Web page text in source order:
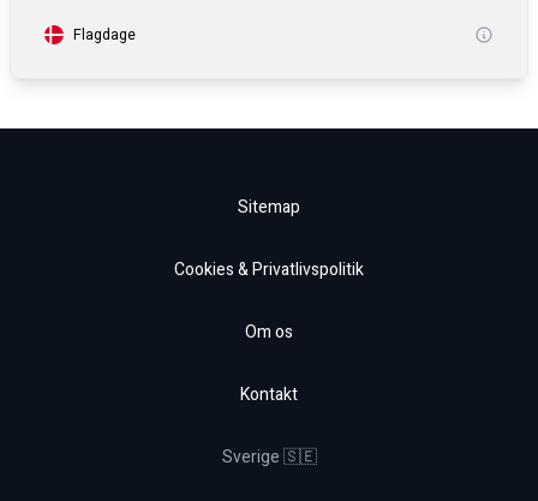
Flagdage
Sitemap
Cookies & Privatlivspolitik
Om os
Kontakt
Sverige 🇸🇪